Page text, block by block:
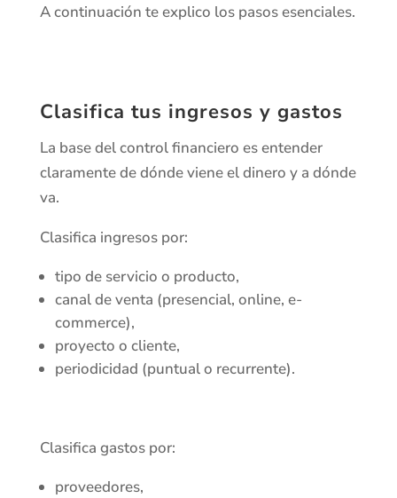
A continuación te explico los pasos esenciales.
Clasifica tus ingresos y gastos
La base del control financiero es entender
claramente de dónde viene el dinero y a dónde
va.
Clasifica ingresos por:
tipo de servicio o producto,
canal de venta (presencial, online, e-
commerce),
proyecto o cliente,
periodicidad (puntual o recurrente).
Clasifica gastos por:
proveedores,